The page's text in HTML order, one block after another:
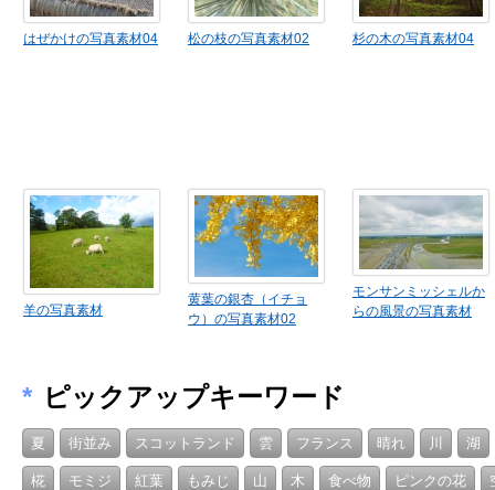
はぜかけの写真素材04 松の枝の写真素材02 杉の木の写真素材04
羊の写真素材
黄葉の銀杏（イチョ
ウ）の写真素材02
モンサンミッシェルか
らの風景の写真素材
* ピックアップキーワード
夏 街並み スコットランド 雲 フランス 晴れ 川 湖
椛 モミジ 紅葉 もみじ 山 木 食べ物 ピンクの花